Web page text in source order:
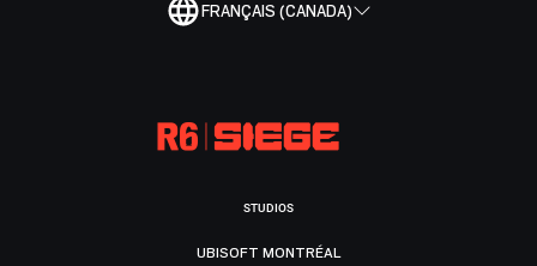
FRANÇAIS (CANADA)
STUDIOS
UBISOFT MONTRÉAL